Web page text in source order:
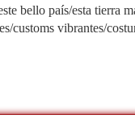
bello país/esta tierra
customs vibrantes/